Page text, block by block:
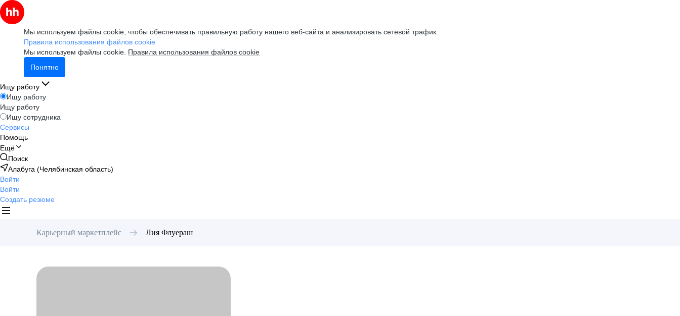
Мы используем файлы cookie, чтобы обеспечивать правильную работу нашего веб-сайта и анализировать сетевой трафик.
Правила использования файлов cookie
Мы используем файлы cookie. Правила использования файлов cookie
Понятно
Ищу работу
Ищу работу
Ищу работу
Ищу сотрудника
Сервисы
Помощь
Ещё
Поиск
Алабуга (Челябинская область)
Войти
Войти
Создать резюме
Карьерный маркетплейс Лия Флуераш